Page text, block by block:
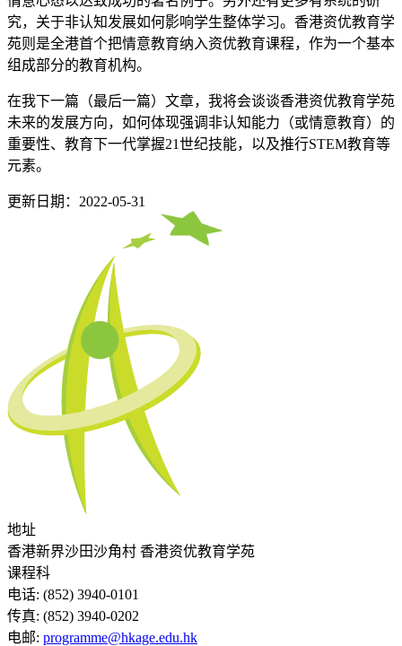
究，关于非认知发展如何影响学生整体学习。香港资优教育学
苑则是全港首个把情意教育纳入资优教育课程，作为一个基本
组成部分的教育机构。
在我下一篇（最后一篇）文章，我将会谈谈香港资优教育学苑
未来的发展方向，如何体现强调非认知能力（或情意教育）的
重要性、教育下一代掌握21世纪技能，以及推行STEM教育等
元素。
更新日期：2022-05-31
地址
香港新界沙田沙角村 香港资优教育学苑
课程科
电话: (852) 3940-0101
传真: (852) 3940-0202
电邮: programme@hkage.edu.hk